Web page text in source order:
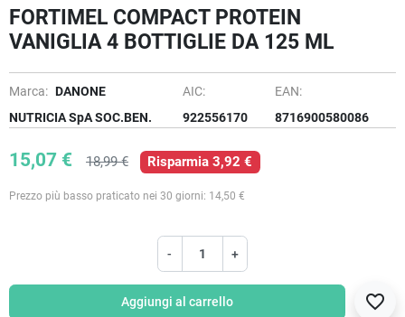
FORTIMEL COMPACT PROTEIN
VANIGLIA 4 BOTTIGLIE DA 125 ML
Marca: DANONE
NUTRICIA SpA SOC.BEN.
AIC:
922556170
EAN:
8716900580086
15,07 € 18,99 € Risparmia 3,92 €
Prezzo più basso praticato nei 30 giorni: 14,50 €
- +
Aggiungi al carrello favorite_border